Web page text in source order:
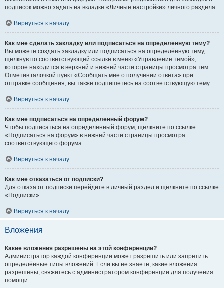
подписок можно задать на вкладке «Личные настройки» личного раздела.
Вернуться к началу
Как мне сделать закладку или подписаться на определённую тему?
Вы можете создать закладку или подписаться на определённую тему,
щёлкнув по соответствующей ссылке в меню «Управление темой»,
которое находится в верхней и нижней части страницы просмотра тем.
Отметив галочкой пункт «Сообщать мне о получении ответа» при
отправке сообщения, вы также подпишетесь на соответствующую тему.
Вернуться к началу
Как мне подписаться на определённый форум?
Чтобы подписаться на определённый форум, щёлкните по ссылке
«Подписаться на форум» в нижней части страницы просмотра
соответствующего форума.
Вернуться к началу
Как мне отказаться от подписки?
Для отказа от подписки перейдите в личный раздел и щёлкните по ссылке
«Подписки».
Вернуться к началу
Вложения
Какие вложения разрешены на этой конференции?
Администратор каждой конференции может разрешить или запретить
определённые типы вложений. Если вы не знаете, какие вложения
разрешены, свяжитесь с администратором конференции для получения
помощи.